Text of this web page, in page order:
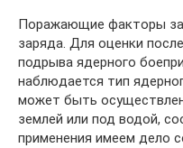
Поражающие факторы
заряда. Для оценки
подрыва ядерного
наблюдается тип
может быть
землей или под водой,
применения имеем дело